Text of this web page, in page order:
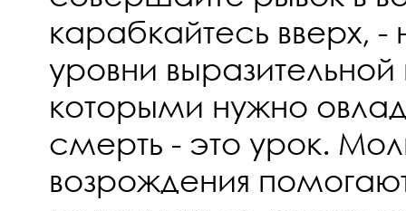
карабкайтесь вверх, -
уровни выразительной
которыми нужно
смерть - это урок.
возрождения